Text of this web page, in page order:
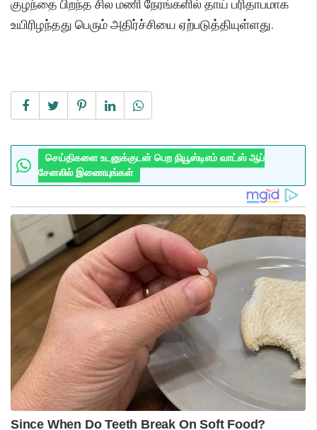
குழந்தை பிறந்த சில மணி நேரங்களில் தாய் பரிதாபமாக
உயிரிழந்தது பெரும் அதிர்ச்சியை ஏற்படுத்தியுள்ளது.
செய்திகளை உடனுக்குடன் பெற நியூஸ்டிஎம் வாட்ஸ் ஆப்
சேனலில் இணையுங்கள்